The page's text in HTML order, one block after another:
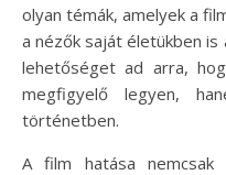
olyan témák, amelyek a
a nézők saját életükben is
lehetőséget ad arra,
megfigyelő legyen,
történetben.
A film hatása